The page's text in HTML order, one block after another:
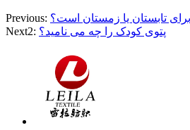
Previous: برای تابستان یا زمستان است؟
Next2: پتوی کودک را چه می نامید؟